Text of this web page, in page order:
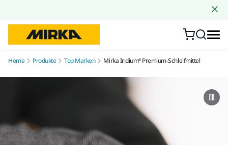
Home Produkte Top Marken Mirka Iridium® Premium-Schleifmittel